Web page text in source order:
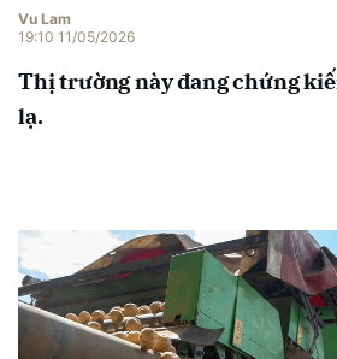
Vu Lam
19:10 11/05/2026
Thị trường này đang chứng
lạ.